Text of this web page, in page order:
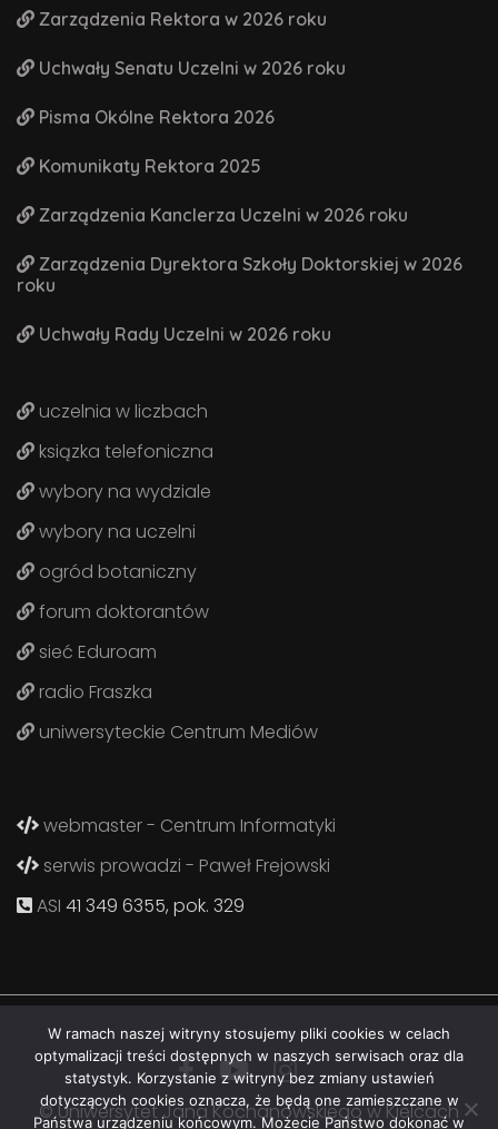
Zarządzenia Rektora w 2026 roku
Uchwały Senatu Uczelni w 2026 roku
Pisma Okólne Rektora 2026
Komunikaty Rektora 2025
Zarządzenia Kanclerza Uczelni w 2026 roku
Zarządzenia Dyrektora Szkoły Doktorskiej w 2026
roku
Uchwały Rady Uczelni w 2026 roku
uczelnia w liczbach
ksiązka telefoniczna
wybory na wydziale
wybory na uczelni
ogród botaniczny
forum doktorantów
sieć Eduroam
radio Fraszka
uniwersyteckie Centrum Mediów
webmaster - Centrum Informatyki
serwis prowadzi - Paweł Frejowski
ASI 41 349 6355, pok. 329
© Uniwersytet Jana Kochanowskiego w Kielcach
W ramach naszej witryny stosujemy pliki cookies w celach
optymalizacji treści dostępnych w naszych serwisach oraz dla
statystyk. Korzystanie z witryny bez zmiany ustawień
dotyczących cookies oznacza, że będą one zamieszczane w
Państwa urządzeniu końcowym. Możecie Państwo dokonać w